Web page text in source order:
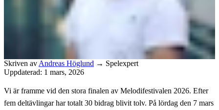
Skriven av Andreas Höglund → Spelexpert
Uppdaterad: 1 mars, 2026
Vi är framme vid den stora finalen av Melodifestivalen 2026. Efter
fem deltävlingar har totalt 30 bidrag blivit tolv. På lördag den 7 mars